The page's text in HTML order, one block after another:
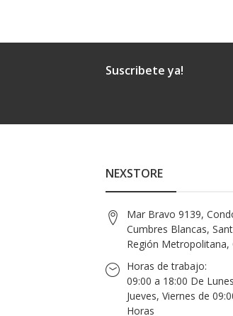
Suscribete ya!
NEXSTORE
Mar Bravo 9139,
Cumbres Blancas,
Región Metropolitana,
Horas de trabajo:
09:00 a 18:00 De
Jueves, Viernes de
Horas